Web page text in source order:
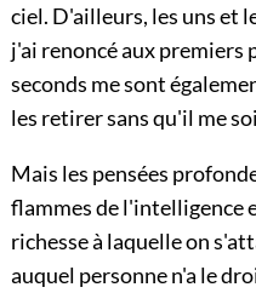
ciel. D'ailleurs, les uns et
j'ai renoncé aux premiers
seconds me sont
les retirer sans qu'il me
Mais les pensées
flammes de l'intelligence
richesse à laquelle on
auquel personne n'a le